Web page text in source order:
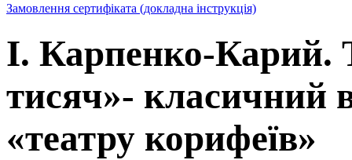
Замовлення сертифіката (докладна інструкція)
І. Карпенко-Карий.
тисяч»- класичний
«театру корифеїв»